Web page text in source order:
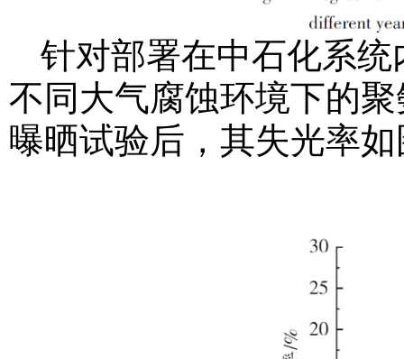
针对部署在中石化系
不同大气腐蚀环境下的
曝晒试验后，其失光率